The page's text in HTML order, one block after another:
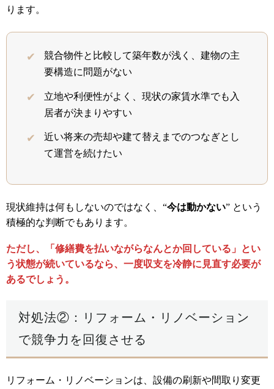
ります。
競合物件と比較して築年数が浅く、建物の主
要構造に問題がない
立地や利便性がよく、現状の家賃水準でも入
居者が決まりやすい
近い将来の売却や建て替えまでのつなぎとし
て運営を続けたい
現状維持は何もしないのではなく、“今は動かない” という
積極的な判断でもあります。
ただし、「修繕費を払いながらなんとか回している」とい
う状態が続いているなら、一度収支を冷静に見直す必要が
あるでしょう。
対処法②：リフォーム・リノベーション
で競争力を回復させる
リフォーム・リノベーションは、設備の刷新や間取り変更